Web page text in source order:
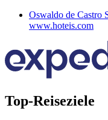
Oswaldo de Castro
www.hoteis.com
Top-Reiseziele